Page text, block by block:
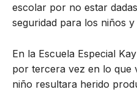
escolar por no estar
seguridad para los niños y
En la Escuela Especial
por tercera vez en lo que
niño resultara herido